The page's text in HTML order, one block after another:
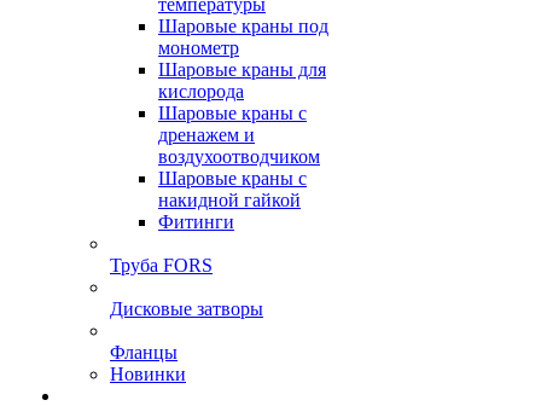
температуры
Шаровые краны под
монометр
Шаровые краны для
кислорода
Шаровые краны с
дренажем и
воздухоотводчиком
Шаровые краны с
накидной гайкой
Фитинги
Труба FORS
Дисковые затворы
Фланцы
Новинки